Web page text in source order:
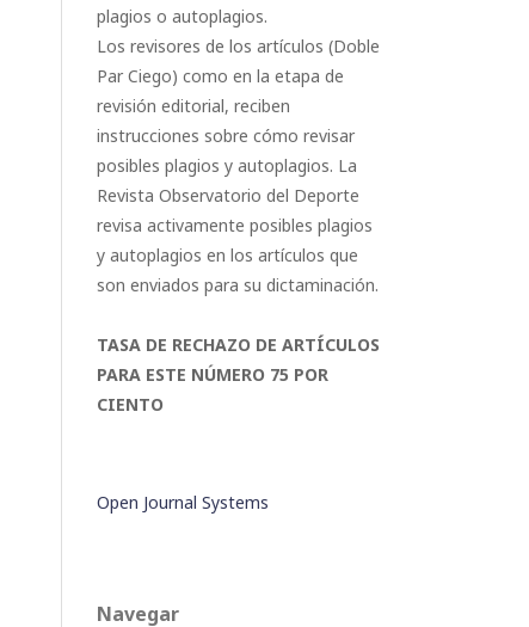
plagios o autoplagios.
Los revisores de los artículos (Doble
Par Ciego) como en la etapa de
revisión editorial, reciben
instrucciones sobre cómo revisar
posibles plagios y autoplagios. La
Revista Observatorio del Deporte
revisa activamente posibles plagios
y autoplagios en los artículos que
son enviados para su dictaminación.
TASA DE RECHAZO DE ARTÍCULOS
PARA ESTE NÚMERO 75 POR
CIENTO
Open Journal Systems
Navegar